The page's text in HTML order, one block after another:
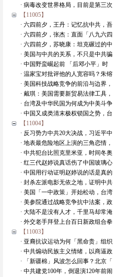
· 病毒改变世界格局，目前是第三次
【11005】
· 六四前夕，王丹：记忆抗中共，吾
· 六四前夕，张杰：直面「八九六四
· 六四前夕，苏晓康：坦克碾过的中
· 美国与中共的关系，不只是中共骗
· 中国野蛮崛起前 「后邓小平」时
· 温家宝对批评他的人宽容吗？朱镕
· 美国科技战略竞争的前沿与边界，
· 戴琪：美国需要新贸易法律工具，
· 台湾及中华民国为何成为中美斗争
· 中国又成类清末极权锁国之势，台
【11004】
· 反习势力中共20大决战，习近平中
· 地表最危险地区上演的三角恋情，
· 中共犯台比照克里米亚，时间冬奥
· 红三代赵婷说真话伤了中国玻璃心
· 中国用行动证明赵婷说的话是真的
· 封杀左派电影无依之地，证明中共
· 美国「一中政策」开始松动，台湾
· 美参院通过战略竞争抗中法案，政
· 大陆不是没有人才，千里马却常淹
· 外交老手拜登上台百日新政组合拳
【11003】
· 亚裔抗议运动为何「黑命贵」组织
· 中共煽动民族主义情绪，以商逼政
· 「新疆棉」风波怎么回事？北京「
· 中共建党100年，倒退演120年前闹